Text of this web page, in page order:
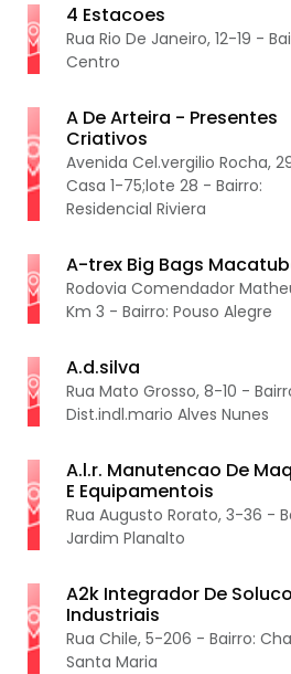
4 Estacoes
Rua Rio De Janeiro, 12-19 -
Centro
A De Arteira - Presentes
Criativos
Avenida Cel.vergilio Rocha,
Casa 1-75;lote 28 - Bairro:
Residencial Riviera
A-trex Big Bags
Rodovia Comendador
Km 3 - Bairro: Pouso Alegre
A.d.silva
Rua Mato Grosso, 8-10 -
Dist.indl.mario Alves Nunes
A.l.r. Manutencao De
E Equipamentois
Rua Augusto Rorato, 3-36 -
Jardim Planalto
A2k Integrador De
Industriais
Rua Chile, 5-206 - Bairro:
Santa Maria